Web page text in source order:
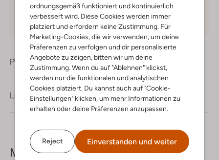
ordnungsgemäß funktioniert und kontinuierlich
verbessert wird. Diese Cookies werden immer
platziert und erfordern keine Zustimmung. Für
Marketing-Cookies, die wir verwenden, um deine
Präferenzen zu verfolgen und dir personalisierte
Angebote zu zeigen, bitten wir um deine
Zustimmung. Wenn du auf "Ablehnen" klickst,
werden nur die funktionalen und analytischen
Cookies platziert. Du kannst auch auf "Cookie-
Einstellungen" klicken, um mehr Informationen zu
erhalten oder deine Präferenzen anzupassen.
Reject Einverstanden und weiter
Kauf auf Rechnung 30 Tagen Rückgaberecht
Produktinformation
Lieferung & Rückgabe
Mehr sehen